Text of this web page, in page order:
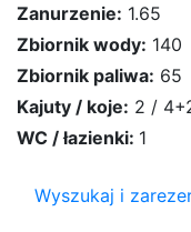
Zanurzenie: 1.65
Zbiornik wody: 140
Zbiornik paliwa: 65
Kajuty / koje: 2 /
WC / łazienki: 1
Wyszukaj i